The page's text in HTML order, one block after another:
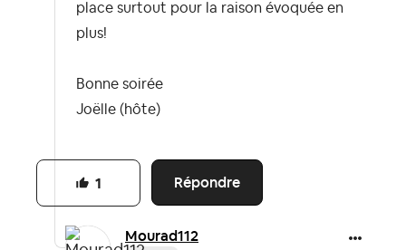
place surtout pour la raison évoquée en
plus!
Bonne soirée
Joëlle (hôte)
Répondre
1
Mourad112